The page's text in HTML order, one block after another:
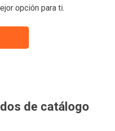
opción para ti.
de catálogo